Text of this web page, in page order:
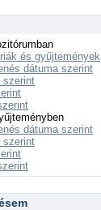
és gyűjtemények
dátuma szerint
szerint
dátuma szerint
szerint